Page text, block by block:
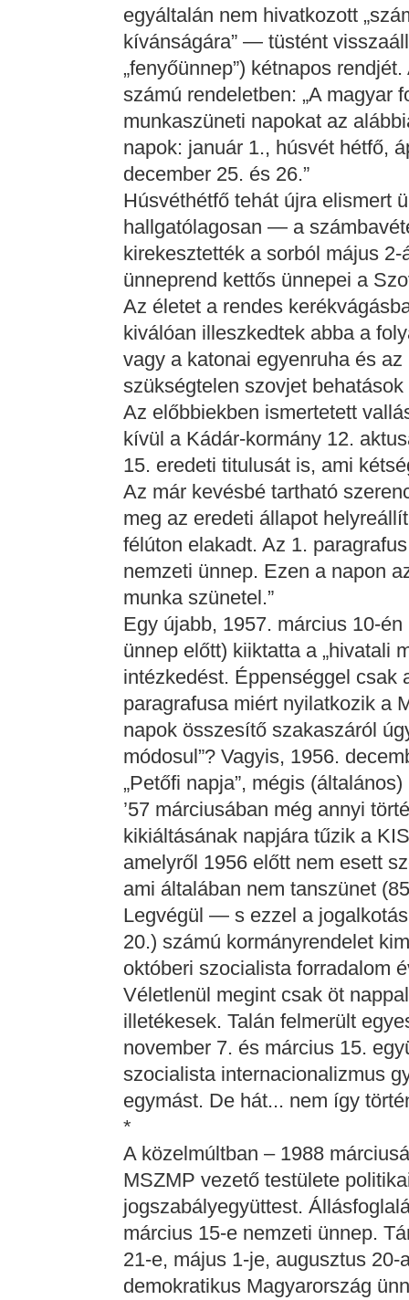
egyáltalán nem hivatkozott
kívánságára” — tüstént
„fenyőünnep”) kétnapos
számú rendeletben: „A magyar
munkaszüneti napokat az
napok: január 1., húsvét hétfő,
december 25. és 26.”
Húsvéthétfő tehát újra elismert
hallgatólagosan — a
kirekesztették a sorból május
ünneprend kettős ünnepei a
Az életet a rendes
kiválóan illeszkedtek abba a
vagy a katonai egyenruha és
szükségtelen szovjet
Az előbbiekben ismertetett
kívül a Kádár-kormány 12.
15. eredeti titulusát is, ami
Az már kevésbé tartható
meg az eredeti állapot
félúton elakadt. Az 1.
nemzeti ünnep. Ezen a napon
munka szünetel.”
Egy újabb, 1957. március 10-
ünnep előtt) kiiktatta a „hivatali
intézkedést. Éppenséggel csak
paragrafusa miért nyilatkozik a
napok összesítő szakaszáról
módosul”? Vagyis, 1956.
„Petőfi napja”, mégis
’57 márciusában még annyi
kikiáltásának napjára tűzik a
amelyről 1956 előtt nem esett
ami általában nem tanszünet
Legvégül — s ezzel a
20.) számú kormányrendelet
októberi szocialista forradalom
Véletlenül megint csak öt
illetékesek. Talán felmerült
november 7. és március 15.
szocialista internacionalizmus
egymást. De hát... nem így
*
A közelmúltban – 1988
MSZMP vezető testülete
jogszabályegyüttest.
március 15-e nemzeti ünnep.
21-e, május 1-je, augusztus
demokratikus Magyarország